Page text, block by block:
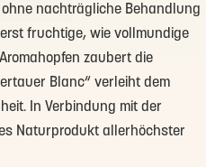
nachträgliche Behandlung
fruchtige, wie vollmundige
zaubert die
Blanc“ verleiht dem
In Verbindung mit der
Naturprodukt allerhöchster